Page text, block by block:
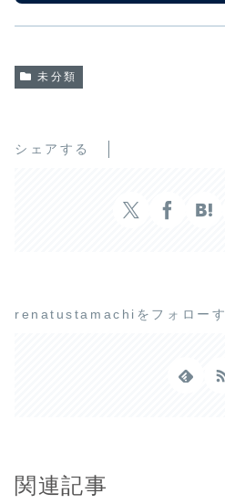
未分類
シェアする
renatustamachiをフォローす
関連記事